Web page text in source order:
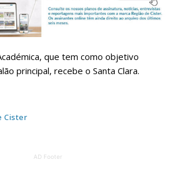
que tem como objetivo
principal, recebe o Santa Clara.
Cister
AD Footer